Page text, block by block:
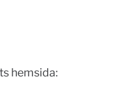
hemsida: